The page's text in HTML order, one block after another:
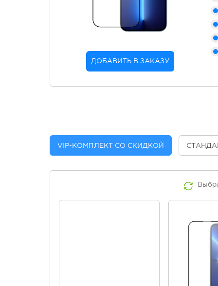
ДОБАВИТЬ В ЗАКАЗУ
VIP-КОМПЛЕКТ СО СКИДКОЙ